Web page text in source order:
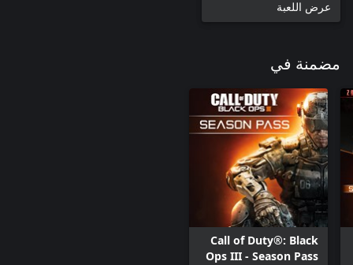
عرض اللعبة
مضمنة في
Call of Duty®: Black
Ops III - Season Pass